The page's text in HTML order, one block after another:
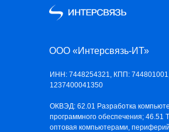
ООО «Интерсвязь-ИТ»
ИНН: 7448254321, КПП:
1237400041350
ОКВЭД: 62.01 Разработка
программного обеспечения; 46.51
оптовая компьютерами,